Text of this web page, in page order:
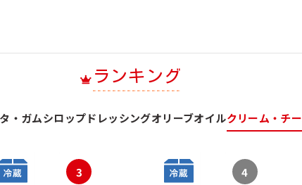
ランキング
・ガムシロップドレッシングオリーブオイルクリーム・チ
3 4